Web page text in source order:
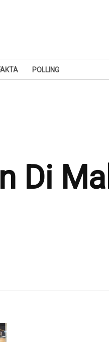
POLLING
Di